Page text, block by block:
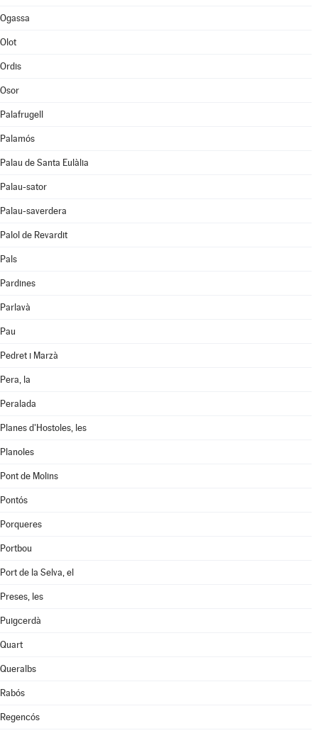
Ogassa
Olot
Ordis
Osor
Palafrugell
Palamós
Palau de Santa Eulàlia
Palau-sator
Palau-saverdera
Palol de Revardit
Pals
Pardines
Parlavà
Pau
Pedret i Marzà
Pera, la
Peralada
Planes d'Hostoles, les
Planoles
Pont de Molins
Pontós
Porqueres
Portbou
Port de la Selva, el
Preses, les
Puigcerdà
Quart
Queralbs
Rabós
Regencós